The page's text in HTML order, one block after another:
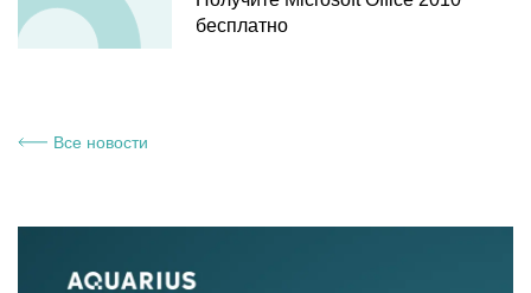
бесплатно
Все новости